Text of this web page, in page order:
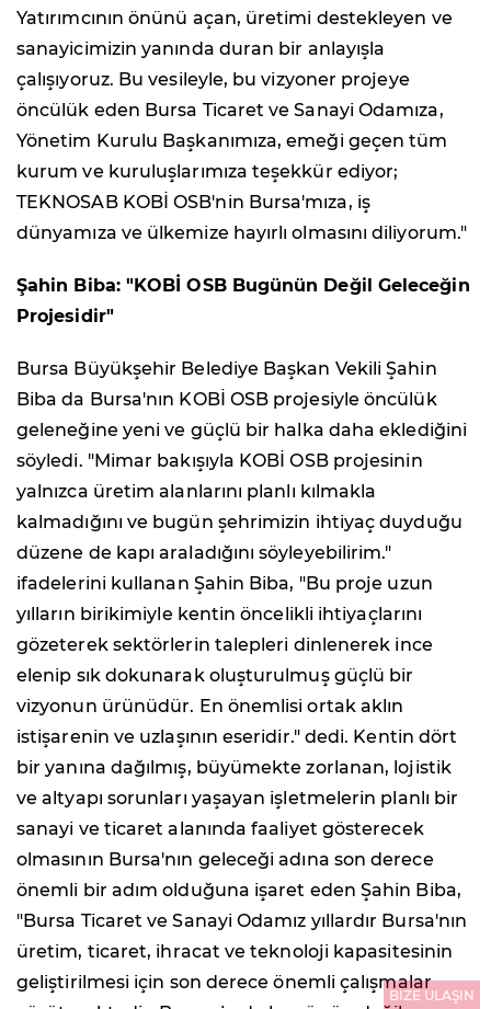
Yatırımcının önünü açan, üretimi destekleyen ve
sanayicimizin yanında duran bir anlayışla
çalışıyoruz. Bu vesileyle, bu vizyoner projeye
öncülük eden Bursa Ticaret ve Sanayi Odamıza,
Yönetim Kurulu Başkanımıza, emeği geçen tüm
kurum ve kuruluşlarımıza teşekkür ediyor;
TEKNOSAB KOBİ OSB'nin Bursa'mıza, iş
dünyamıza ve ülkemize hayırlı olmasını diliyorum."
Şahin Biba: "KOBİ OSB Bugünün Değil Geleceğin
Projesidir"
Bursa Büyükşehir Belediye Başkan Vekili Şahin
Biba da Bursa'nın KOBİ OSB projesiyle öncülük
geleneğine yeni ve güçlü bir halka daha eklediğini
söyledi. "Mimar bakışıyla KOBİ OSB projesinin
yalnızca üretim alanlarını planlı kılmakla
kalmadığını ve bugün şehrimizin ihtiyaç duyduğu
düzene de kapı araladığını söyleyebilirim."
ifadelerini kullanan Şahin Biba, "Bu proje uzun
yılların birikimiyle kentin öncelikli ihtiyaçlarını
gözeterek sektörlerin talepleri dinlenerek ince
elenip sık dokunarak oluşturulmuş güçlü bir
vizyonun ürünüdür. En önemlisi ortak aklın
istişarenin ve uzlaşının eseridir." dedi. Kentin dört
bir yanına dağılmış, büyümekte zorlanan, lojistik
ve altyapı sorunları yaşayan işletmelerin planlı bir
sanayi ve ticaret alanında faaliyet gösterecek
olmasının Bursa'nın geleceği adına son derece
önemli bir adım olduğuna işaret eden Şahin Biba,
"Bursa Ticaret ve Sanayi Odamız yıllardır Bursa'nın
üretim, ticaret, ihracat ve teknoloji kapasitesinin
geliştirilmesi için son derece önemli çalışmalar
BİZE ULAŞIN